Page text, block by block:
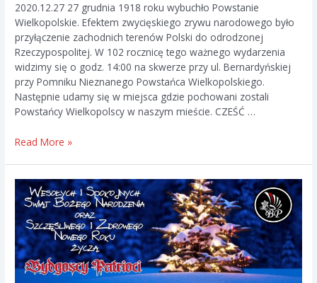
2020.12.27 27 grudnia 1918 roku wybuchło Powstanie
Wielkopolskie. Efektem zwycięskiego zrywu narodowego było
przyłączenie zachodnich terenów Polski do odrodzonej
Rzeczypospolitej. W 102 rocznicę tego ważnego wydarzenia
widzimy się o godz. 14:00 na skwerze przy ul. Bernardyńskiej
przy Pomniku Nieznanego Powstańca Wielkopolskiego.
Następnie udamy się w miejsca gdzie pochowani zostali
Powstańcy Wielkopolscy w naszym mieście. CZEŚĆ …
Powstanie
Read More »